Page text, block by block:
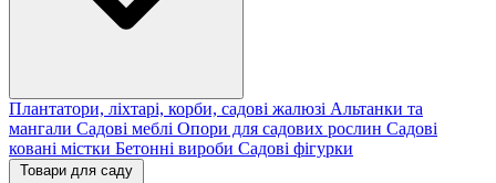
Плантатори, ліхтарі, корби, садові жалюзі Альтанки та
мангали Садові меблі Опори для садових рослин Садові
ковані містки Бетонні вироби Садові фігурки
Товари для саду